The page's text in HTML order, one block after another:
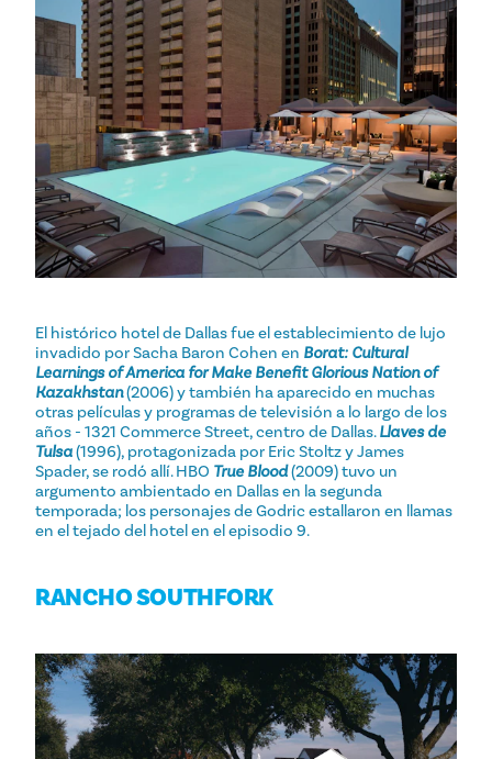
El histórico hotel de Dallas fue el establecimiento de lujo
invadido por Sacha Baron Cohen en Borat: Cultural
Learnings of America for Make Benefit Glorious Nation of
Kazakhstan(2006) y también ha aparecido en muchas
otras películas y programas de televisión a lo largo de los
años - 1321 Commerce Street, centro de Dallas.Llaves de
Tulsa(1996), protagonizada por Eric Stoltz y James
Spader, se rodó allí. HBO True Blood(2009) tuvo un
argumento ambientado en Dallas en la segunda
temporada; los personajes de Godric estallaron en llamas
en el tejado del hotel en el episodio 9.
RANCHO SOUTHFORK